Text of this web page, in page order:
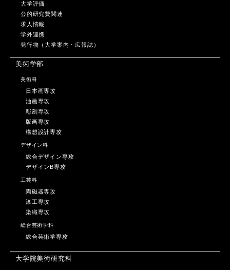
大学評価
公的研究費関連
求人情報
学外連携
発行物（大学案内・広報誌）
美術学部
美術科
日本画専攻
油画専攻
彫刻専攻
版画専攻
構想設計専攻
デザイン科
総合デザイン専攻
デザインB専攻
工芸科
陶磁器専攻
漆工専攻
染織専攻
総合芸術学科
総合芸術学専攻
大学院美術研究科